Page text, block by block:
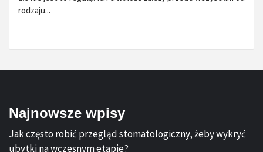
rodzaju...
Najnowsze wpisy
Jak często robić przegląd stomatologiczny, żeby wykryć
ubytki na wczesnym etapie?